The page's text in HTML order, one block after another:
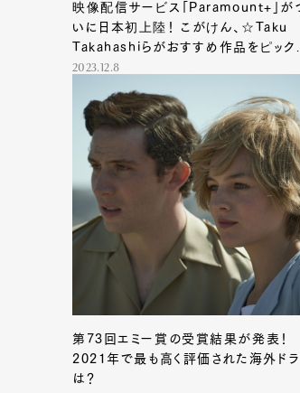
映像配信サービス「Paramount+」が
いに日本初上陸！ こがけん、☆Taku
Takahashiらがおすすめ作品をピック
ップ
2023.12.8
第73回エミー賞の受賞結果が発表！
2021年で最も高く評価された海外ドラ
は？